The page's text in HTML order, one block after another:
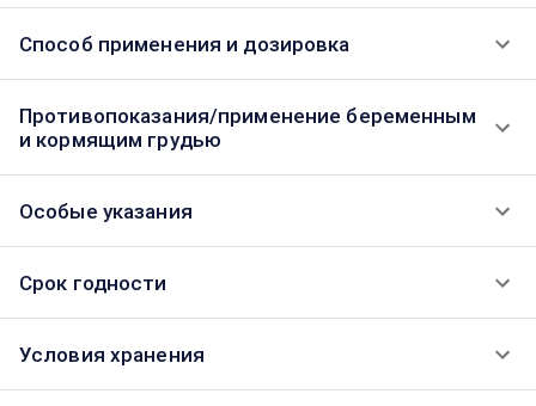
Способ применения и дозировка
Противопоказания/применение беременным
и кормящим грудью
Особые указания
Срок годности
Условия хранения